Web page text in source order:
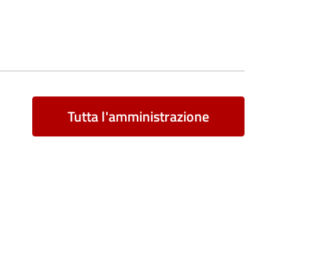
Tutta l'amministrazione